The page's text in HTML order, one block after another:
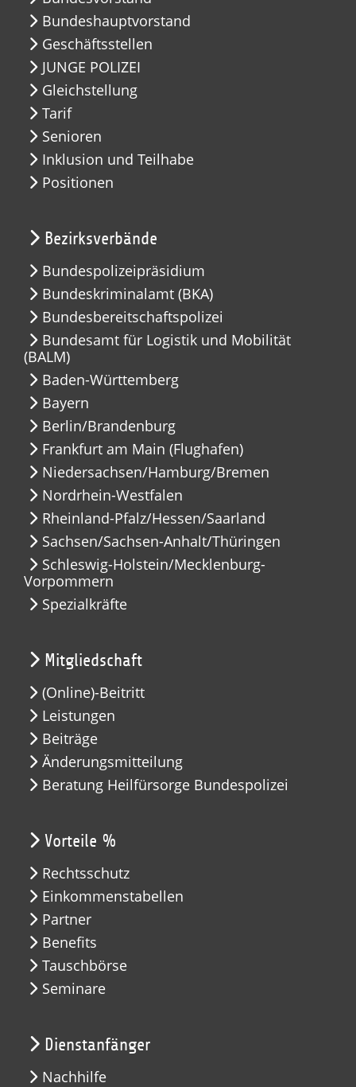
Bundeshauptvorstand
Geschäftsstellen
JUNGE POLIZEI
Gleichstellung
Tarif
Senioren
Inklusion und Teilhabe
Positionen
Bezirksverbände
Bundespolizeipräsidium
Bundeskriminalamt (BKA)
Bundesbereitschaftspolizei
Bundesamt für Logistik und Mobilität
(BALM)
Baden-Württemberg
Bayern
Berlin/Brandenburg
Frankfurt am Main (Flughafen)
Niedersachsen/Hamburg/Bremen
Nordrhein-Westfalen
Rheinland-Pfalz/Hessen/Saarland
Sachsen/Sachsen-Anhalt/Thüringen
Schleswig-Holstein/Mecklenburg-
Vorpommern
Spezialkräfte
Mitgliedschaft
(Online)-Beitritt
Leistungen
Beiträge
Änderungsmitteilung
Beratung Heilfürsorge Bundespolizei
Vorteile %
Rechtsschutz
Einkommenstabellen
Partner
Benefits
Tauschbörse
Seminare
Dienstanfänger
Nachhilfe